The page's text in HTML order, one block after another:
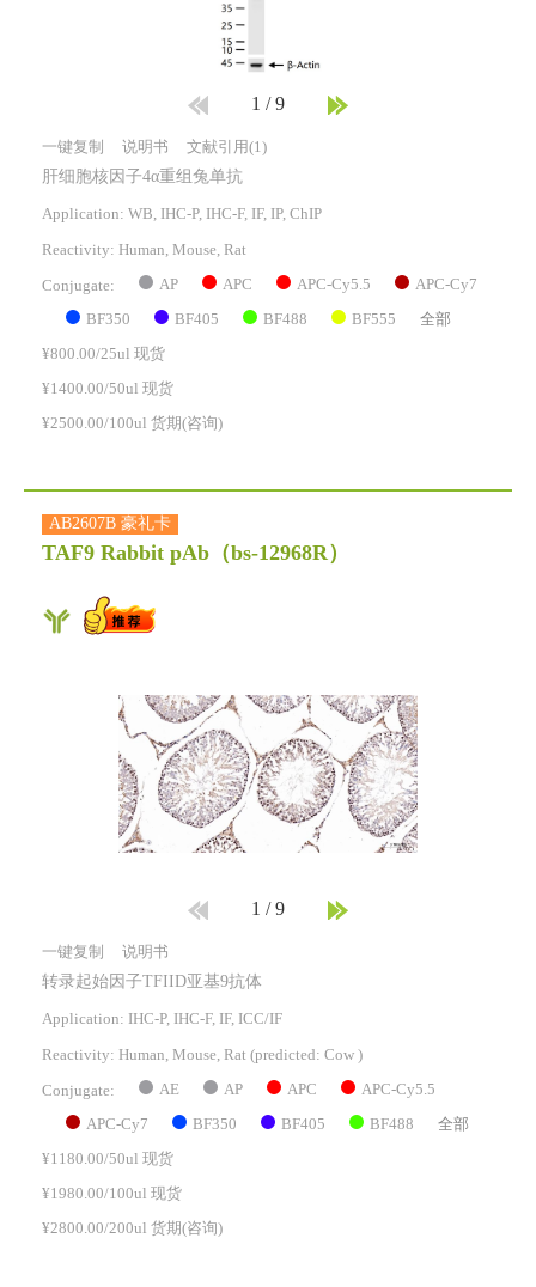
1 /9
一键复制 说明书 文献引用(1)
肝细胞核因子4α重组兔单抗
Application: WB, IHC-P, IHC-F, IF, IP, ChIP
Reactivity: Human, Mouse, Rat
Conjugate: AP APC APC-Cy5.5 APC-Cy7
BF350 BF405 BF488 BF555 全部
¥800.00/25ul 现货
¥1400.00/50ul 现货
¥2500.00/100ul 货期(咨询)
AB2607B 豪礼卡
TAF9 Rabbit pAb （bs-12968R）
1 /9
一键复制 说明书
转录起始因子TFIID亚基9抗体
Application: IHC-P, IHC-F, IF, ICC/IF
Reactivity: Human, Mouse, Rat (predicted: Cow )
Conjugate: AE AP APC APC-Cy5.5
APC-Cy7 BF350 BF405 BF488 全部
¥1180.00/50ul 现货
¥1980.00/100ul 现货
¥2800.00/200ul 货期(咨询)